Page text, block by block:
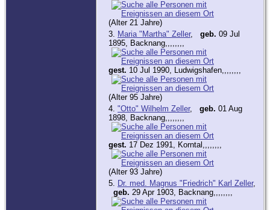
(Alter 21 Jahre)
3. Maria "Martha" Zeller, geb. 09 Jul
1895, Backnang,,,,,,,,
gest. 10 Jul 1990, Ludwigshafen,,,,,,,,
(Alter 95 Jahre)
4. "Otto" Wilhelm Zeller, geb. 01 Aug
1898, Backnang,,,,,,,,
gest. 17 Dez 1991, Korntal,,,,,,,,
(Alter 93 Jahre)
5. Dr. med. Magnus "Friedrich" Karl Zeller,
geb. 29 Apr 1903, Backnang,,,,,,,,